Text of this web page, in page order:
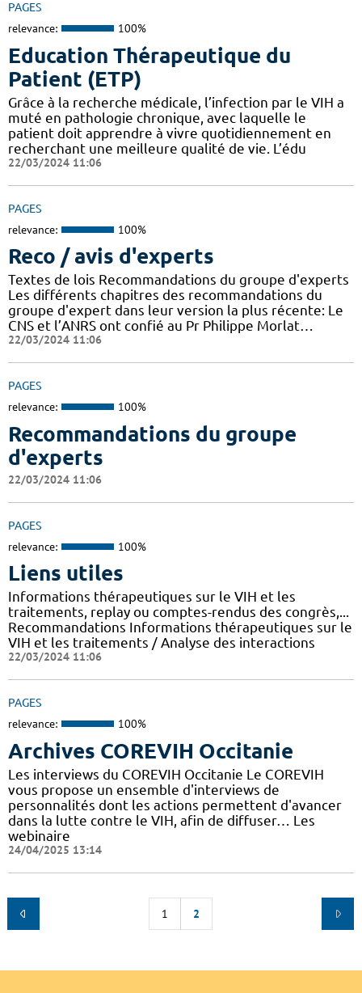
PAGES
relevance: 100%
Education Thérapeutique du
Patient (ETP)
Grâce à la recherche médicale, l’infection par le VIH a
muté en pathologie chronique, avec laquelle le
patient doit apprendre à vivre quotidiennement en
recherchant une meilleure qualité de vie. L’édu
22/03/2024 11:06
PAGES
relevance: 100%
Reco / avis d'experts
Textes de lois Recommandations du groupe d'experts
Les différents chapitres des recommandations du
groupe d'expert dans leur version la plus récente: Le
CNS et l’ANRS ont confié au Pr Philippe Morlat…
22/03/2024 11:06
PAGES
relevance: 100%
Recommandations du groupe
d'experts
22/03/2024 11:06
PAGES
relevance: 100%
Liens utiles
Informations thérapeutiques sur le VIH et les
traitements, replay ou comptes-rendus des congrès,...
Recommandations Informations thérapeutiques sur le
VIH et les traitements / Analyse des interactions
22/03/2024 11:06
PAGES
relevance: 100%
Archives COREVIH Occitanie
Les interviews du COREVIH Occitanie Le COREVIH
vous propose un ensemble d'interviews de
personnalités dont les actions permettent d'avancer
dans la lutte contre le VIH, afin de diffuser… Les
webinaire
24/04/2025 13:14
1 2